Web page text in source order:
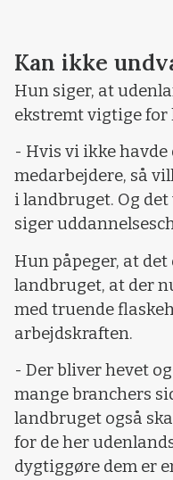
Kan ikke
Hun siger, at
ekstremt vigtige for
- Hvis vi ikke havde
medarbejdere, så
i landbruget. Og
siger
Hun påpeger, at
landbruget, at der
med truende
arbejdskraften.
- Der bliver hevet
mange branchers
landbruget også
for de her
dygtiggøre dem er